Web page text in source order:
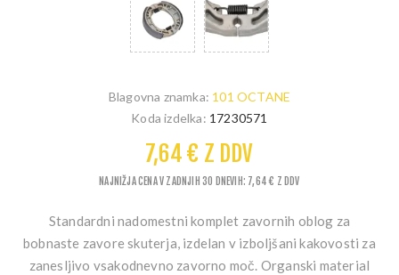
Blagovna znamka: 101 OCTANE
Koda izdelka: 17230571
7,64 € Z DDV
NAJNIŽJA CENA V ZADNJIH 30 DNEVIH: 7,64 € Z DDV
Standardni nadomestni komplet zavornih oblog za
bobnaste zavore skuterja, izdelan v izboljšani kakovosti za
zanesljivo vsakodnevno zavorno moč. Organski material